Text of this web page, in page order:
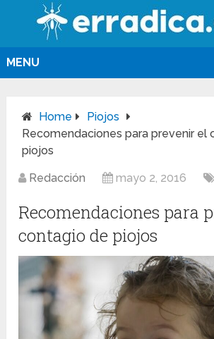
MENU
Home
Piojos
Recomendaciones para prevenir el
piojos
Redacción mayo 2, 2016
Recomendaciones para
contagio de piojos